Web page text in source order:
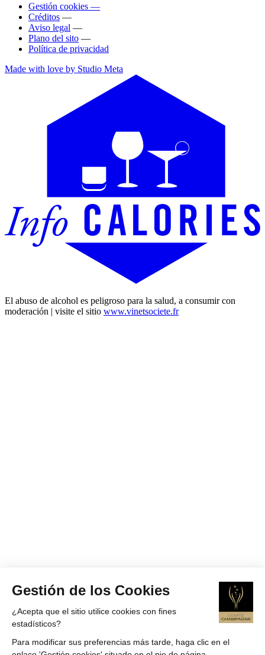
Gestión de los Cookies
¿Acepta que el sitio utilice cookies con fines
estadísticos?
Para modificar sus preferencias más tarde, haga clic en el
Gestión cookies —
Créditos —
Aviso legal —
Plano del sito —
Política de privacidad
Made with love by Studio Meta
El abuso de alcohol es peligroso para la salud, a consumir con
moderación | visite el sitio www.vinetsociete.fr